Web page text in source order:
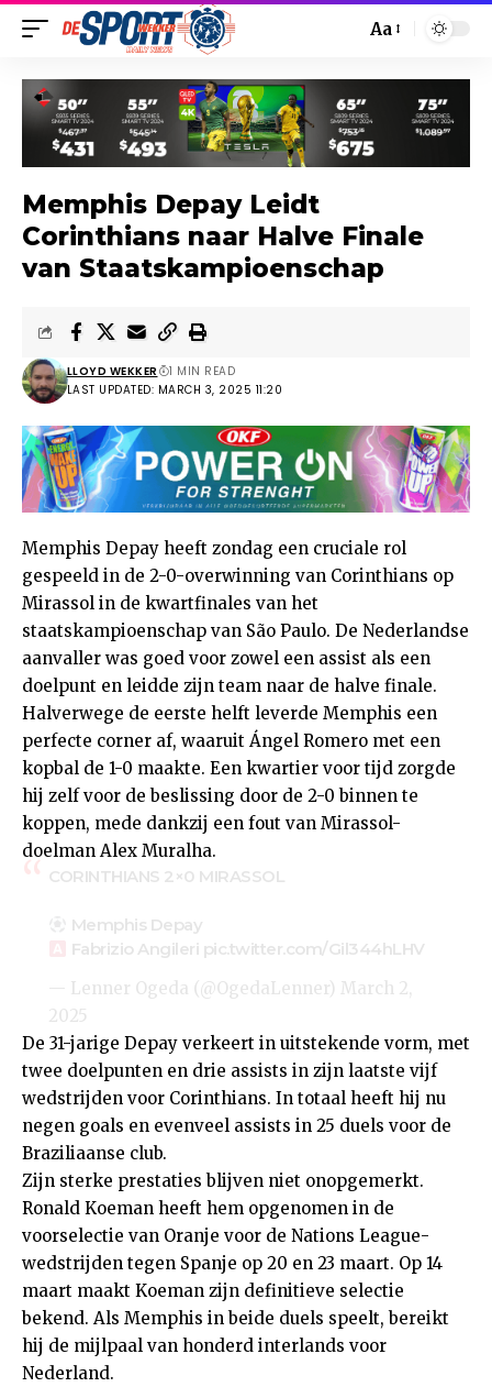
Aa
Memphis Depay Leidt
Corinthians naar Halve Finale
van Staatskampioenschap
LAST UPDATED: MARCH 3, 2025 11:20
LLOYD WEKKER 1 MIN READ
Memphis Depay heeft zondag een cruciale rol
gespeeld in de 2-0-overwinning van Corinthians op
Mirassol in de kwartfinales van het
staatskampioenschap van São Paulo. De Nederlandse
aanvaller was goed voor zowel een assist als een
doelpunt en leidde zijn team naar de halve finale.
Halverwege de eerste helft leverde Memphis een
perfecte corner af, waaruit Ángel Romero met een
kopbal de 1-0 maakte. Een kwartier voor tijd zorgde
hij zelf voor de beslissing door de 2-0 binnen te
koppen, mede dankzij een fout van Mirassol-
doelman Alex Muralha.
CORINTHIANS 2×0 MIRASSOL
Memphis Depay
Fabrizio Angileri pic.twitter.com/Gil344hLHV
— Lenner Ogeda (@OgedaLenner) March 2,
2025
De 31-jarige Depay verkeert in uitstekende vorm, met
twee doelpunten en drie assists in zijn laatste vijf
wedstrijden voor Corinthians. In totaal heeft hij nu
negen goals en evenveel assists in 25 duels voor de
Braziliaanse club.
Zijn sterke prestaties blijven niet onopgemerkt.
Ronald Koeman heeft hem opgenomen in de
voorselectie van Oranje voor de Nations League-
wedstrijden tegen Spanje op 20 en 23 maart. Op 14
maart maakt Koeman zijn definitieve selectie
bekend. Als Memphis in beide duels speelt, bereikt
hij de mijlpaal van honderd interlands voor
Nederland.